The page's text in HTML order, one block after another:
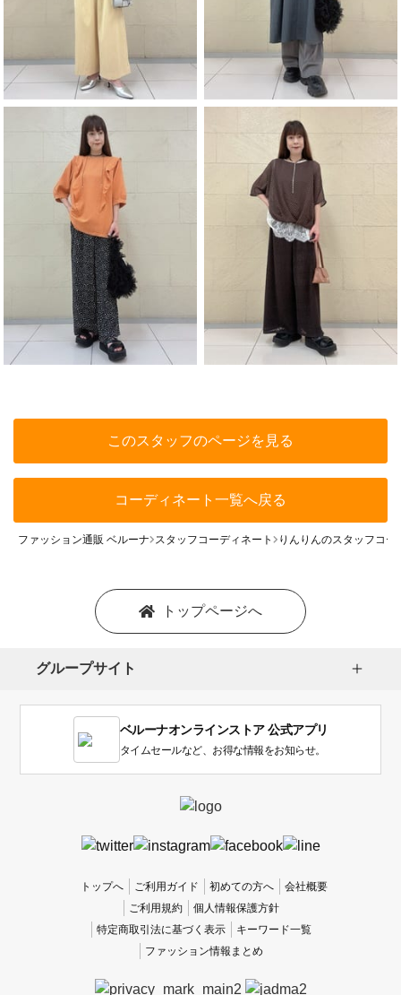
このスタッフのページを見る
コーディネート一覧へ戻る
ファッション通販 ベルーナ スタッフコーディネート りんりんのスタッフコー
トップページへ
グループサイト
ベルーナオンラインストア 公式アプリ
タイムセールなど、お得な情報をお知らせ。
トップへ ご利用ガイド 初めての方へ
会社概要
ご利用規約
個人情報保護方針
特定商取引法に基づく表示
キーワード一覧
ファッション情報まとめ